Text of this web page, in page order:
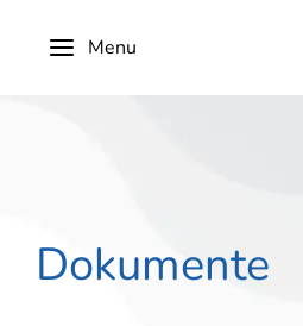
Menu
Dokumente